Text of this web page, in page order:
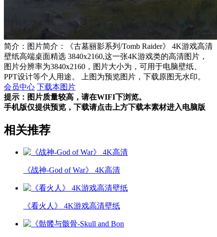
简介：图片简介：《古墓丽影系列/Tomb Raider》 4K游戏高清
壁纸高端桌面精选 3840x2160,这一张4K游戏类的高清图片，
图片分辨率为3840x2160，图片大小为，可用于电脑壁纸、
PPT设计等个人用途。 上图为预览图片，下载原图无水印。
会员中心 下载本图片
提示：图片质量较高，请在WIFI下浏览。
手机版仅提供预览，下载请点击上方下载本素材进入电脑版
相关推荐
《战神-God of War》 4K高清
《看火人》 4K游戏高清壁纸